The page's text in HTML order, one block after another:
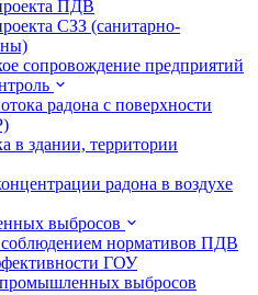
ПДВ
СЗЗ (санитарно-
сопровождение предприятий
радона с поверхности
в здании, территории
радона в воздухе
выбросов
соблюдением нормативов ПДВ
ГОУ
выбросов